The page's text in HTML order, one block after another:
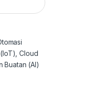
Cloud
Buatan (AI)